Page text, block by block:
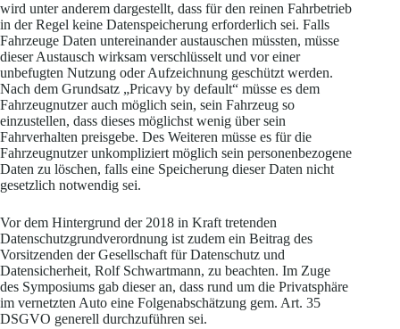
wird unter anderem dargestellt, dass für den reinen Fahrbetrieb
in der Regel keine Datenspeicherung erforderlich sei. Falls
Fahrzeuge Daten untereinander austauschen müssten, müsse
dieser Austausch wirksam verschlüsselt und vor einer
unbefugten Nutzung oder Aufzeichnung geschützt werden.
Nach dem Grundsatz „Pricavy by default“ müsse es dem
Fahrzeugnutzer auch möglich sein, sein Fahrzeug so
einzustellen, dass dieses möglichst wenig über sein
Fahrverhalten preisgebe. Des Weiteren müsse es für die
Fahrzeugnutzer unkompliziert möglich sein personenbezogene
Daten zu löschen, falls eine Speicherung dieser Daten nicht
gesetzlich notwendig sei.
Vor dem Hintergrund der 2018 in Kraft tretenden
Datenschutzgrundverordnung ist zudem ein Beitrag des
Vorsitzenden der Gesellschaft für Datenschutz und
Datensicherheit, Rolf Schwartmann, zu beachten. Im Zuge
des Symposiums gab dieser an, dass rund um die Privatsphäre
im vernetzten Auto eine Folgenabschätzung gem. Art. 35
DSGVO generell durchzuführen sei.